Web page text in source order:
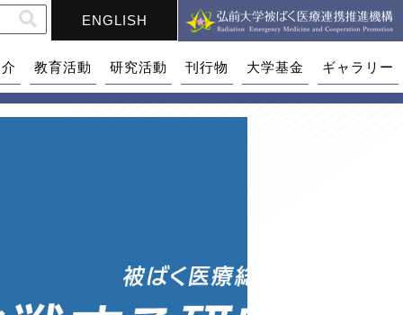
ENGLISH
教育活動 研究活動 刊行物 大学基金 ギャラリー